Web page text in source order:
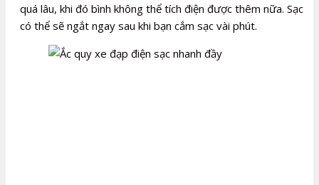
quá lâu, khi đó bình không thể tích điện được thêm nữa. Sạc
có thể sẽ ngắt ngay sau khi bạn cắm sạc vài phút.